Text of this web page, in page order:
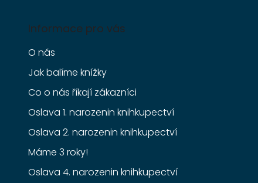
Informace pro vás
O nás
Jak balíme knížky
Co o nás říkají zákazníci
Oslava 1. narozenin knihkupectví
Oslava 2. narozenin knihkupectví
Máme 3 roky!
Oslava 4. narozenin knihkupectví